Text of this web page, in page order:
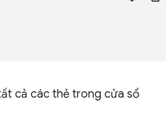
cả các thẻ trong cửa sổ